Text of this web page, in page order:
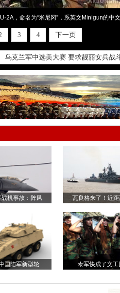
2A，命名为“米尼冈”，系英文Minigun的中
3 4 下一页
乌克兰军中选美大赛 要求靓丽女兵战
战机事故：阵风 瓦良格来了！近
国陆军新型轮 泰军快成了文工